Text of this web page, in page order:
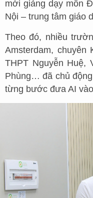
mới giảng dạy môn
Nội – trung tâm giáo
Theo đó, nhiều
Amsterdam, chuyên
THPT Nguyễn Huệ,
Phùng… đã chủ
từng bước đưa AI